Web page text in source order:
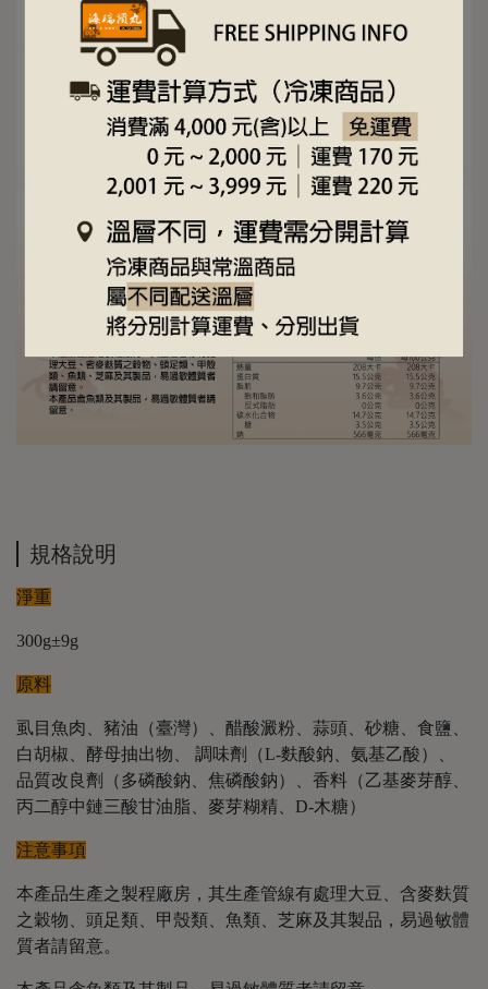
規格說明
淨重
300g±9g
原料
虱目魚肉、豬油（臺灣）、醋酸澱粉、蒜頭、砂糖、食鹽、
白胡椒、酵母抽出物、 調味劑（L-麩酸鈉、氨基乙酸）、
品質改良劑（多磷酸鈉、焦磷酸鈉）、香料（乙基麥芽醇、
丙二醇中鏈三酸甘油脂、麥芽糊精、D-木糖）
注意事項
本產品生產之製程廠房，其生產管線有處理大豆、含麥麩質
之穀物、頭足類、甲殼類、魚類、芝麻及其製品，易過敏體
質者請留意。